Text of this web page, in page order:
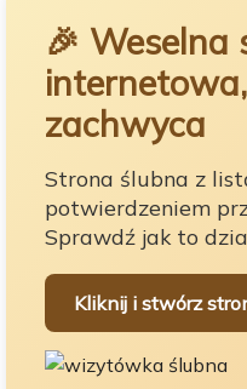
🎉 Weselna
zachwyca
Strona ślubna z
potwierdzeniem
Sprawdź jak to
Kliknij i stwórz